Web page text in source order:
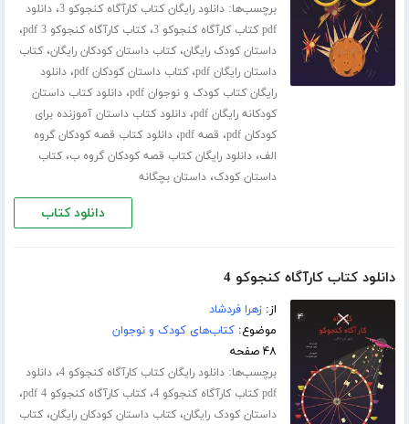
برچسب‌ها:دانلود رایگان کتاب کارآگاه کنجوکو 3 ،دانلود
pdf کتاب کارآگاه کنجوکو 3
،کتاب کارآگاه کنجوکو 3 pdf ،
داستان کودک رایگان،کتاب داستان کودکان رایگان،کتاب
داستان رایگان pdf
،کتاب داستان کودکان pdf ،دانلود
رایگان کتاب کودک و نوجوان pdf
،دانلود کتاب داستان
کودکانه رایگان pdf
،دانلود کتاب داستان آموزنده برای
کودکان pdf
، قصه pdf ،دانلود کتاب قصه کودکان گروه
الف،دانلود رایگان کتاب قصه کودکان گروه ب،کتاب
داستان کودک،داستان بچگانه
دانلود کتاب
دانلود کتاب کارآگاه کنجوکو 4
از:زهرا فردشاد
موضوع:کتاب‌های کودک و نوجوان
۴۸ صفحه
برچسب‌ها:دانلود رایگان کتاب کارآگاه کنجوکو 4 ،دانلود
pdf کتاب کارآگاه کنجوکو 4
،کتاب کارآگاه کنجوکو 4 pdf ،
داستان کودک رایگان،کتاب داستان کودکان رایگان،کتاب